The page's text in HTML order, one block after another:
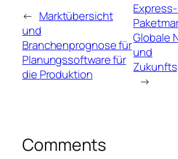
← Marktübersicht
und
Branchenprognose für
Planungssoftware für
die Produktion
Globale
und
→
Comments